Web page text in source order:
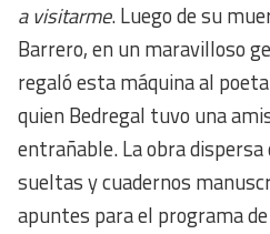
a visitarme. Luego de su
Barrero, en un maravilloso
regaló esta máquina al
quien Bedregal tuvo una
entrañable. La obra dispersa
sueltas y cuadernos
apuntes para el programa de